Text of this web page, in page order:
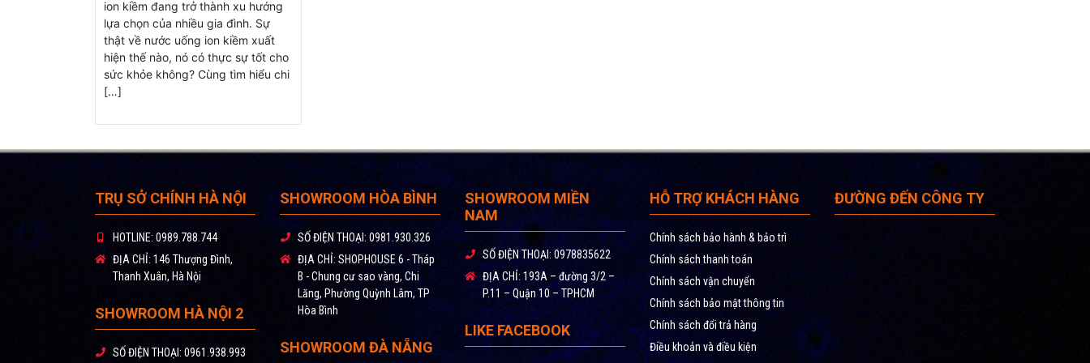
ion kiềm đang trở thành xu hướng
lựa chọn của nhiều gia đình. Sự
thật về nước uống ion kiềm xuất
hiện thế nào, nó có thực sự tốt cho
sức khỏe không? Cùng tìm hiểu chi
[…]
TRỤ SỞ CHÍNH HÀ NỘI
HOTLINE: 0989.788.744
ĐỊA CHỈ: 146 Thượng Đình,
Thanh Xuân, Hà Nội
SHOWROOM HÀ NỘI 2
SỐ ĐIỆN THOẠI: 0961.938.993
SHOWROOM HÒA BÌNH
SỐ ĐIỆN THOẠI: 0981.930.326
ĐỊA CHỈ: SHOPHOUSE 6 - Tháp
B - Chung cư sao vàng, Chi
Lăng, Phường Quỳnh Lâm, TP
Hòa Bình
SHOWROOM ĐÀ NẴNG
SHOWROOM MIỀN
NAM
SỐ ĐIỆN THOẠI:0978835622
ĐỊA CHỈ:193A – đường 3/2 –
P.11 – Quận 10 – TPHCM
LIKE FACEBOOK
HỖ TRỢ KHÁCH HÀNG
Chính sách bảo hành & bảo trì
Chính sách thanh toán
Chính sách vận chuyển
Chính sách bảo mật thông tin
Chính sách đổi trả hàng
Điều khoản và điều kiện
ĐƯỜNG ĐẾN CÔNG TY